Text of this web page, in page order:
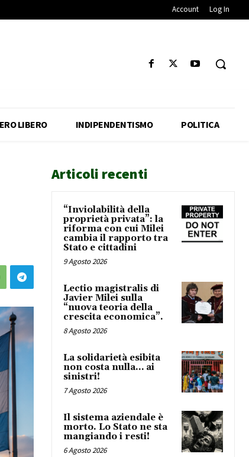
Account Log In
LIBERO INDIPENDENTISMO POLITICA
Articoli recenti
“Inviolabilità della
proprietà privata”: la
riforma con cui Milei
cambia il rapporto tra
Stato e cittadini
9 Agosto 2026
Lectio magistralis di
Javier Milei sulla
“nuova teoria della
crescita economica”.
8 Agosto 2026
La solidarietà esibita
non costa nulla… ai
sinistri!
7 Agosto 2026
Il sistema aziendale è
morto. Lo Stato ne sta
mangiando i resti!
6 Agosto 2026